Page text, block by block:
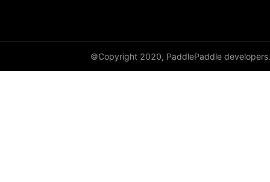
©Copyright 2020, PaddlePaddle developers.